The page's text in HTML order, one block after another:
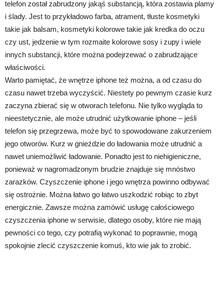
telefon został zabrudzony jakąś substancją, która zostawia plamy
i ślady. Jest to przykładowo farba, atrament, tłuste kosmetyki
takie jak balsam, kosmetyki kolorowe takie jak kredka do oczu
czy ust, jedzenie w tym rozmaite kolorowe sosy i zupy i wiele
innych substancji, które można podejrzewać o zabrudzające
właściwości.
Warto pamiętać, że wnętrze iphone też można, a od czasu do
czasu nawet trzeba wyczyścić. Niestety po pewnym czasie kurz
zaczyna zbierać się w otworach telefonu. Nie tylko wygląda to
nieestetycznie, ale może utrudnić użytkowanie iphone – jeśli
telefon się przegrzewa, może być to spowodowane zakurzeniem
jego otworów. Kurz w gnieździe do ładowania może utrudnić a
nawet uniemożliwić ładowanie. Ponadto jest to niehigieniczne,
ponieważ w nagromadzonym brudzie znajduje się mnóstwo
zarazków. Czyszczenie iphone i jego wnętrza powinno odbywać
się ostrożnie. Można łatwo go łatwo uszkodzić robiąc to zbyt
energicznie. Zawsze można zamówić usługę całościowego
czyszczenia iphone w serwisie, dlatego osoby, które nie mają
pewności co tego, czy potrafią wykonać to poprawnie, mogą
spokojnie zlecić czyszczenie komuś, kto wie jak to zrobić.